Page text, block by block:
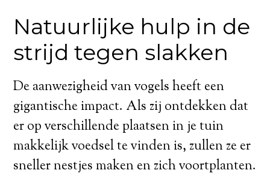
Natuurlijke hulp in de
strijd tegen slakken
De aanwezigheid van vogels heeft een
gigantische impact. Als zij ontdekken dat
er op verschillende plaatsen in je tuin
makkelijk voedsel te vinden is, zullen ze er
sneller nestjes maken en zich voortplanten.